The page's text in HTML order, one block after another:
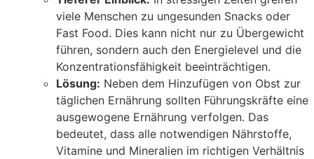
viele Menschen zu ungesunden Snacks oder
Fast Food. Dies kann nicht nur zu Übergewicht
führen, sondern auch den Energielevel und die
Konzentrationsfähigkeit beeinträchtigen.
Lösung: Neben dem Hinzufügen von Obst zur
täglichen Ernährung sollten Führungskräfte eine
ausgewogene Ernährung verfolgen. Das
bedeutet, dass alle notwendigen Nährstoffe,
Vitamine und Mineralien im richtigen Verhältnis